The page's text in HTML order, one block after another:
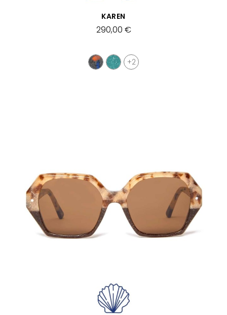
APERÇU RAPIDE
KAREN
290,00 €
+2